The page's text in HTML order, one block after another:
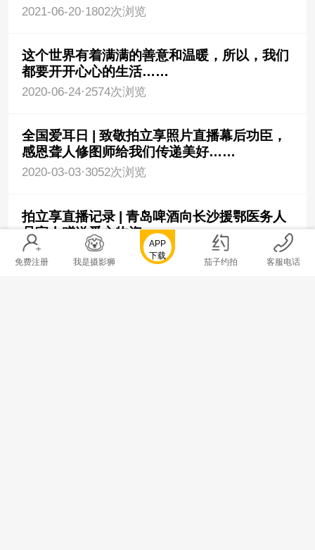
2021-06-20·1802次浏览
这个世界有着满满的善意和温暖，所以，我们
都要开开心心的生活……
2020-06-24·2574次浏览
全国爱耳日 | 致敬拍立享照片直播幕后功臣，
感恩聋人修图师给我们传递美好……
2020-03-03·3052次浏览
拍立享直播记录 | 青岛啤酒向长沙援鄂医务人
员家人赠送爱心物资
2020-02-29 3281次浏览
免费注册 我是摄影狮
APP
下载
茄子约拍 客服电话